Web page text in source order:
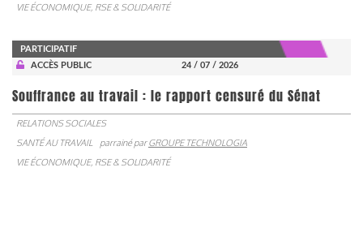
VIE ÉCONOMIQUE, RSE & SOLIDARITÉ
PARTICIPATIF
ACCÈS PUBLIC
24 / 07 / 2026
Souffrance au travail : le rapport censuré du Sénat
RELATIONS SOCIALES
SANTÉ AU TRAVAIL
parrainé parGROUPE TECHNOLOGIA
VIE ÉCONOMIQUE, RSE & SOLIDARITÉ